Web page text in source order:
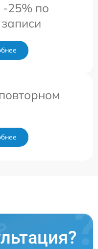
25% по